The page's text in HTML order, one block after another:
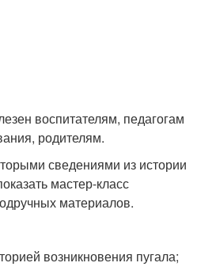
воспитателям, педагогам
родителям.
сведениями из истории
мастер-класс
материалов.
возникновения пугала;